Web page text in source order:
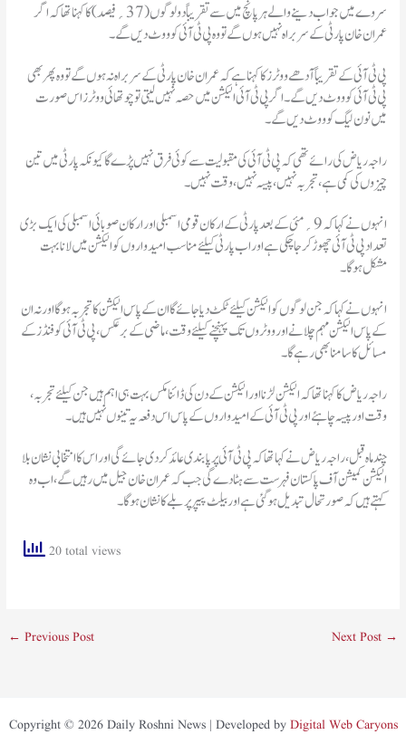
سروے میں جواب دینے والے ہر پانچ میں سے تقریباً دو لوگوں (37؍ فیصد) کا کہنا تھا کہ اگر
عمران خان پارٹی کے سربراہ نہیں ہوں گے تو وہ پی ٹی آئی کو ووٹ دیں گے۔
پی ٹی آئی کے تقریباً آدھے ووٹرز کا کہنا ہے کہ عمران خان پارٹی کے سربراہ نہ ہوں گے تو وہ پھر بھی
پی ٹی آئی کو ووٹ دیں گے۔ اگر پی ٹی آئی الیکشن میں حصہ نہیں لیتی تو چوتھائی ووٹرز اس صورت
میں نون لیگ کو ووٹ دیں گے۔
راجہ ریاض کی رائے تھی کہ پی ٹی آئی کی مقبولیت سے کوئی فرق نہیں پڑے گا کیونکہ پارٹی میں تین
چیزوں کی کمی ہے، تجربہ نہیں، پیسہ نہیں، وقت نہیں۔
انہوں نے کہا کہ 9؍ مئی کے بعد پارٹی کے ارکان قومی اسمبلی اور ارکان صوبائی اسمبلی کی ایک بڑی
تعداد پی ٹی آئی چھوڑ کر جا چکی ہے اور اب پارٹی کیلئے مناسب امیدواروں کو الیکشن میں لانا بہت
مشکل ہوگا۔
انہوں نے کہا کہ جن لوگوں کو الیکشن کیلئے ٹکٹ دیا جائے گا ان کے پاس الیکشن کا تجربہ ہوگا اور نہ ان
کے پاس الیکشن مہم چلانے اور ووٹروں تک پہنچنے کیلئے وقت، ماضی کے برعکس، پی ٹی آئی کو فنڈز کے
راجہ ریاض کا کہنا تھا کہ الیکشن لڑنا اور الیکشن کے دن کی ڈائنامکس بہت ہی اہم ہیں جن کیلئے تجربہ،
وقت اور پیسہ چاہئے اور پی ٹی آئی کے امیدواروں کے پاس اس دفعہ یہ تینوں نہیں ہیں۔
چند ماہ قبل، راجہ ریاض نے کہا تھا کہ پی ٹی آئی پر پابندی عائد کر دی جائے گی اور اس کا انتخابی نشان بلا
الیکشن کمیشن آف پاکستان فہرست سے ہٹا دے گی جب کہ عمران خان جیل میں رہیں گے، اب وہ
کہتے ہیں کہ صورتحال تبدیل ہو گئی ہے اور بیلٹ پیپر پر بلے کا نشان ہوگا۔
20 total views
← Previous Post Next Post →
Copyright © 2026 Daily Roshni News | Developed by Digital Web Caryons